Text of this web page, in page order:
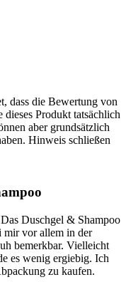
dass die Bewertung von
Produkt tatsächlich
aber grundsätzlich
Hinweis schließen
Duschgel & Shampoo
mir vor allem in der
bemerkbar. Vielleicht
es wenig ergiebig. Ich
zu kaufen.